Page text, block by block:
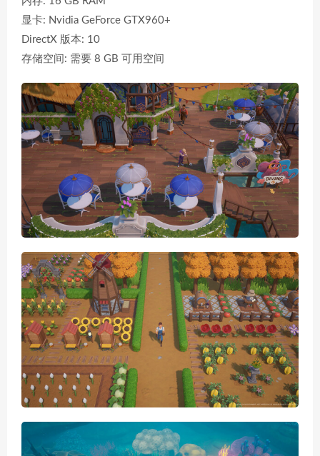
显卡: Nvidia GeForce GTX960+
DirectX 版本: 10
存储空间: 需要 8 GB 可用空间